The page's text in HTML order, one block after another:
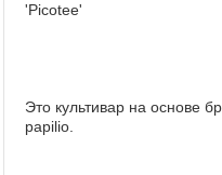
'Picotee'
Это культивар на основе
papilio.